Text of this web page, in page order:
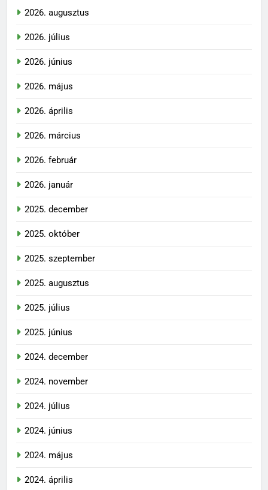
2026. augusztus
2026. július
2026. június
2026. május
2026. április
2026. március
2026. február
2026. január
2025. december
2025. október
2025. szeptember
2025. augusztus
2025. július
2025. június
2024. december
2024. november
2024. július
2024. június
2024. május
2024. április